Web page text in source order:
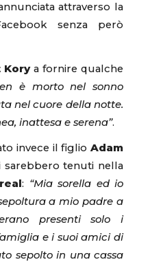
attraverso la
senza però
Korya fornire qualche
è morto nel sonno
nel cuore della notte.
inattesa e serena”.
invece il figlio Adam
sarebbero tenuti nella
: “Mia sorella ed io
a mio padre a
presenti solo i
e i suoi amici di
sepolto in una cassa